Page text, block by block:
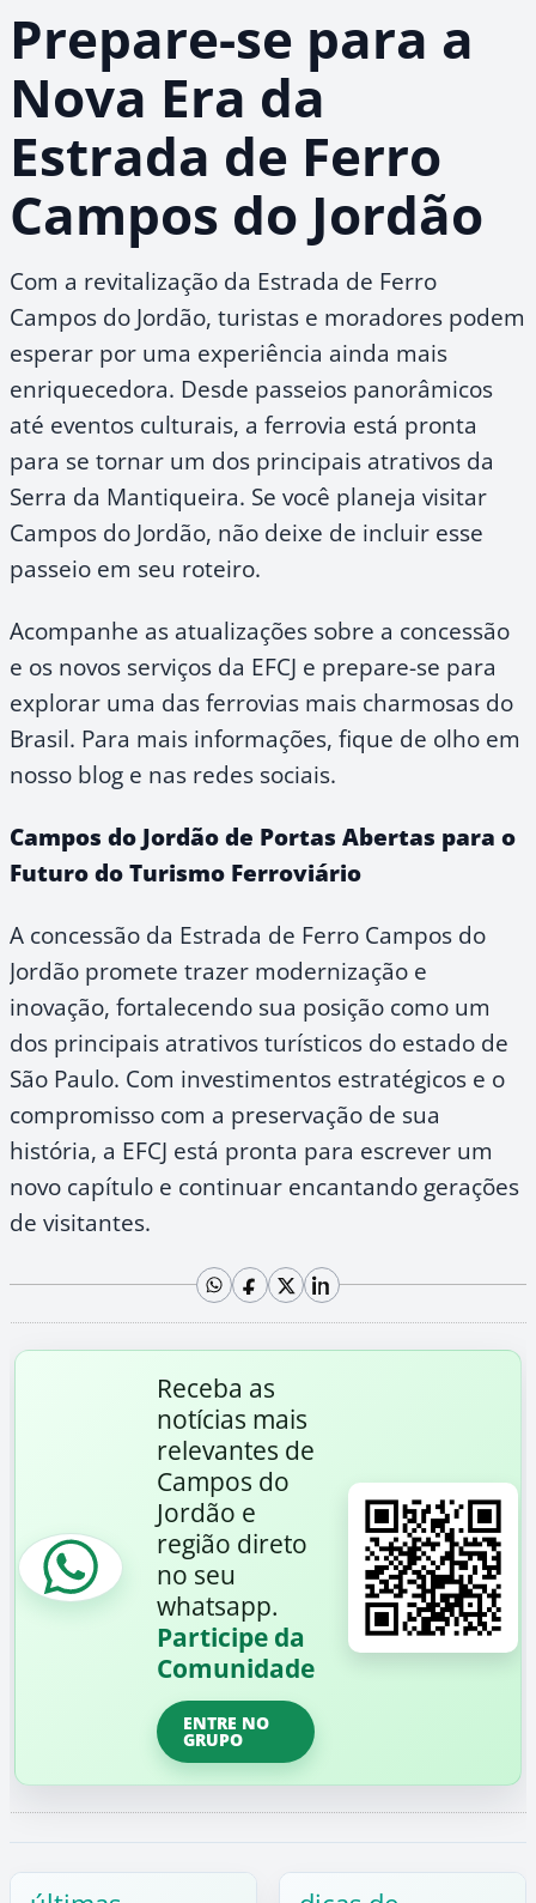
Prepare-se para a
Nova Era da
Estrada de Ferro
Campos do Jordão
Com a revitalização da Estrada de Ferro
Campos do Jordão, turistas e moradores podem
esperar por uma experiência ainda mais
enriquecedora. Desde passeios panorâmicos
até eventos culturais, a ferrovia está pronta
para se tornar um dos principais atrativos da
Serra da Mantiqueira. Se você planeja visitar
Campos do Jordão, não deixe de incluir esse
passeio em seu roteiro.
Acompanhe as atualizações sobre a concessão
e os novos serviços da EFCJ e prepare-se para
explorar uma das ferrovias mais charmosas do
Brasil. Para mais informações, fique de olho em
nosso blog e nas redes sociais.
Campos do Jordão de Portas Abertas para o
Futuro do Turismo Ferroviário
A concessão da Estrada de Ferro Campos do
Jordão promete trazer modernização e
inovação, fortalecendo sua posição como um
dos principais atrativos turísticos do estado de
São Paulo. Com investimentos estratégicos e o
compromisso com a preservação de sua
história, a EFCJ está pronta para escrever um
novo capítulo e continuar encantando gerações
de visitantes.
Receba as
notícias mais
relevantes de
Campos do
Jordão e
região direto
no seu
whatsapp.
Participe da
Comunidade
ENTRE NO
GRUPO